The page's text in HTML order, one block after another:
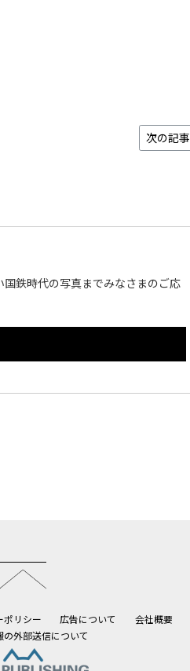
次の記事
鉄時代の写真までみなさまのご応
ポリシー 広告について
会社概要
の外部送信について